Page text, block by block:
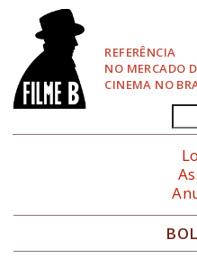
REFERÊNCIA
NO MERCADO
CINEMA NO